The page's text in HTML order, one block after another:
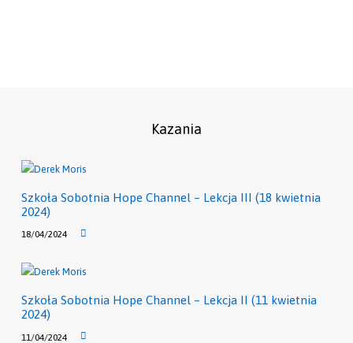
Kazania
Szkoła Sobotnia Hope Channel – Lekcja III (18 kwietnia
2024)
18/04/2024
Szkoła Sobotnia Hope Channel – Lekcja II (11 kwietnia
2024)
11/04/2024